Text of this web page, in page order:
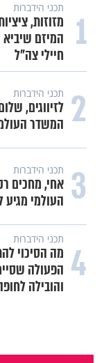
1 תכני הידברות
מזוזות,
המיזם
חיילי צה"ל
2 תכני הידברות
לזיווגים,
המשדר
3 תכני הידברות
אחי, מחכים
העולמי מגיע
4 תכני הידברות
הפעולה
והובילה